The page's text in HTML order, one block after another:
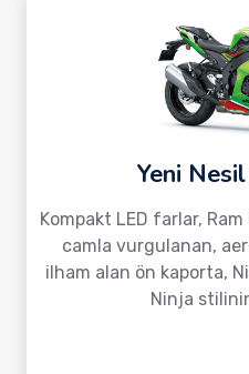
Yeni
Kompakt LED farlar,
camla vurgulanan,
ilham alan ön kaporta,
Ninja